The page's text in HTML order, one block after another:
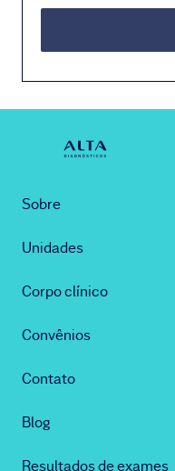
Sobre
Unidades
Corpo clínico
Convênios
Contato
Blog
Resultados de exames